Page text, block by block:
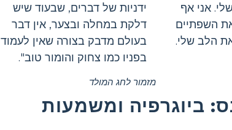
אני אף
השפתיים
הלב שלי.
ידניות של דברים, שבעוד שיש
דלקת במחלה ובצער, אין דבר
בעולם מדבק בצורה שאין לעמוד
בפניו כמו צחוק והומור טוב".
מזמור לחג המולד
ביוגרפיה ומשמעות